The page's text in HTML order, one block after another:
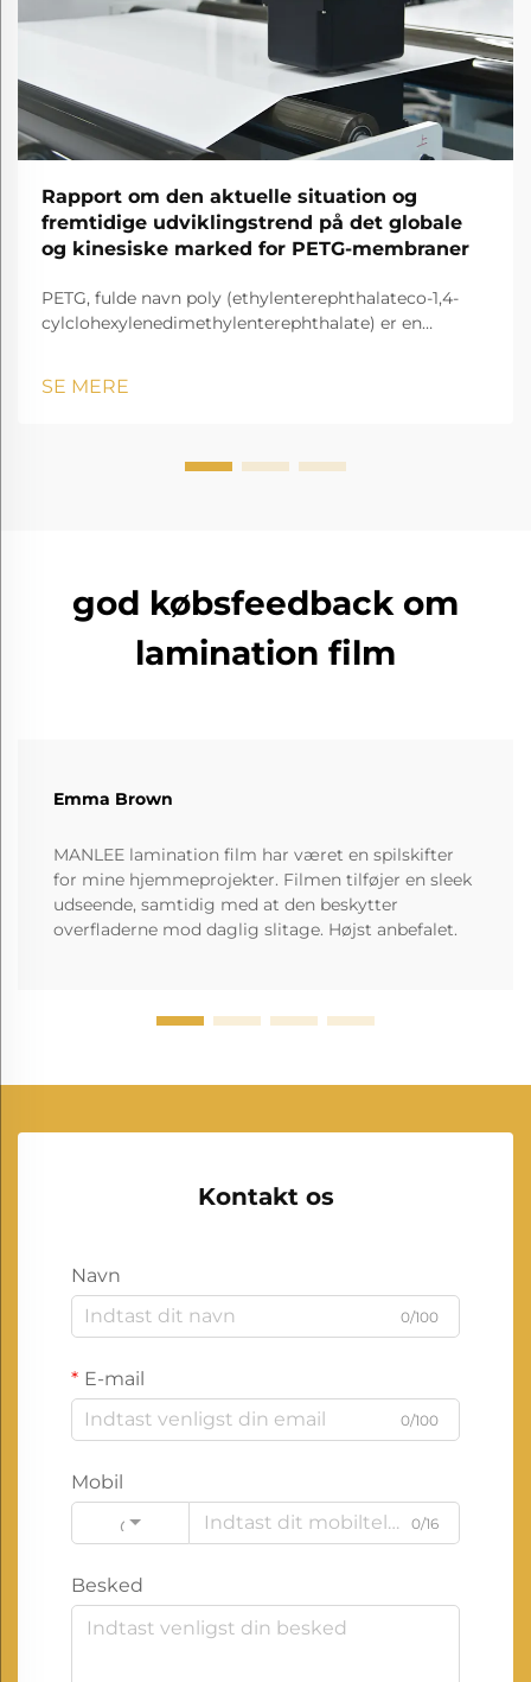
Rapport om den aktuelle situation og
fremtidige udviklingstrend på det globale
og kinesiske marked for PETG-membraner
PETG, fulde navn poly (ethylenterephthalateco-1,4-
cylclohexylenedimethylenterephthalate) er en
SE MERE
god købsfeedback om
lamination film
Emma Brown
MANLEE lamination film har været en spilskifter
for mine hjemmeprojekter. Filmen tilføjer en sleek
udseende, samtidig med at den beskytter
overfladerne mod daglig slitage. Højst anbefalet.
Kontakt os
Navn
0/100
E-mail
0/100
Mobil
Code
0/16
Besked